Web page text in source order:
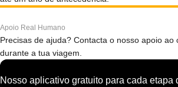
Apoio Real Humano
Precisas de ajuda? Contacta o nosso apoio ao
durante a tua viagem.
Nosso aplicativo gratuito para cada etapa